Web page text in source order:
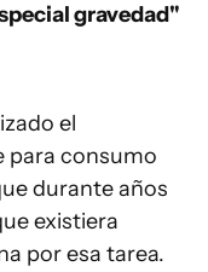
gravedad"
el
para consumo
durante años
existiera
por esa tarea.